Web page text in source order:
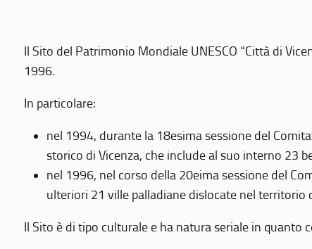
Il Sito del Patrimonio Mondiale UNESCO “Città di
1996.
In particolare:
nel 1994, durante la 18esima sessione del
storico di Vicenza, che include al suo interno 23
nel 1996, nel corso della 20eima sessione del
ulteriori 21 ville palladiane dislocate nel territorio
Il Sito è di tipo culturale e ha natura seriale in